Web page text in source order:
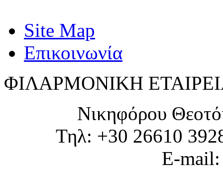
Site Map
Επικοινωνία
ΦΙΛΑΡΜΟΝΙΚΗ
Νικηφόρου
Τηλ: +30 26610
E-